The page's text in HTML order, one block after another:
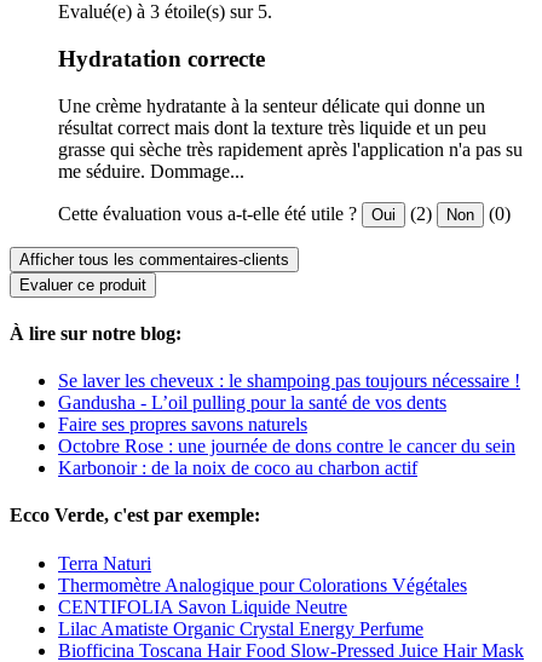
Evalué(e) à 3 étoile(s) sur 5.
Hydratation correcte
Une crème hydratante à la senteur délicate qui donne un
résultat correct mais dont la texture très liquide et un peu
grasse qui sèche très rapidement après l'application n'a pas su
me séduire. Dommage...
Cette évaluation vous a-t-elle été utile ? Oui (2) Non (0)
Afficher tous les commentaires-clients
Evaluer ce produit
À lire sur notre blog:
Se laver les cheveux : le shampoing pas toujours nécessaire !
Gandusha - L’oil pulling pour la santé de vos dents
Faire ses propres savons naturels
Octobre Rose : une journée de dons contre le cancer du sein
Karbonoir : de la noix de coco au charbon actif
Ecco Verde, c'est par exemple:
Terra Naturi
Thermomètre Analogique pour Colorations Végétales
CENTIFOLIA Savon Liquide Neutre
Lilac Amatiste Organic Crystal Energy Perfume
Biofficina Toscana Hair Food Slow-Pressed Juice Hair Mask